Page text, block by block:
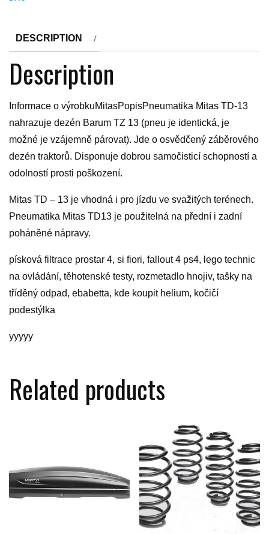
DESCRIPTION
Description
Informace o výrobkuMitasPopisPneumatika Mitas TD-13
nahrazuje dezén Barum TZ 13 (pneu je identická, je
možné je vzájemně párovat). Jde o osvědčený záběrového
dezén traktorů. Disponuje dobrou samočisticí schopností a
odolností prosti poškození.
Mitas TD – 13 je vhodná i pro jízdu ve svažitých terénech.
Pneumatika Mitas TD13 je použitelná na přední i zadní
poháněné nápravy.
písková filtrace prostar 4, si fiori, fallout 4 ps4, lego technic
na ovládání, těhotenské testy, rozmetadlo hnojiv, tašky na
tříděný odpad, ebabetta, kde koupit helium, kočičí
podestýlka
yyyyy
Related products